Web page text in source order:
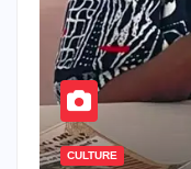
CULTURE